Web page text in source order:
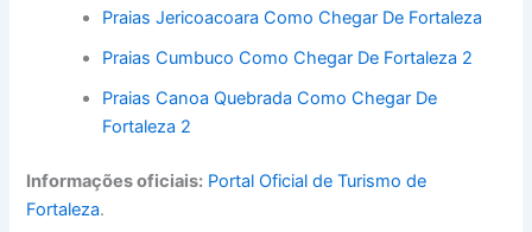
Praias Jericoacoara Como Chegar De Fortaleza
Praias Cumbuco Como Chegar De Fortaleza 2
Praias Canoa Quebrada Como Chegar De
Fortaleza 2
Informações oficiais: Portal Oficial de Turismo de
Fortaleza.